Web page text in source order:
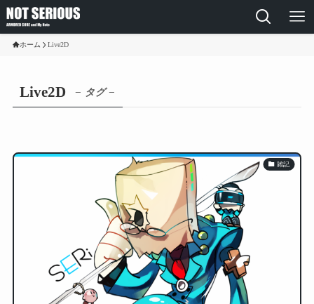
ホーム Live2D
Live2D – タグ –
雑記